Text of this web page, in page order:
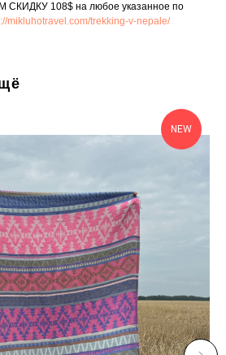
СКИДКУ 108$ на любое указанное по
mikluhotravel.com/trekking-v-nepale/
NEW